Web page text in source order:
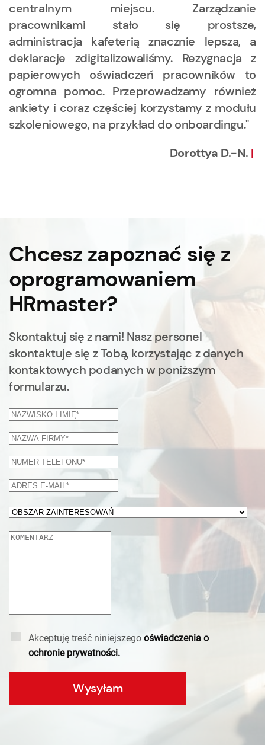
centralnym miejscu. Zarządzanie
pracownikami stało się prostsze,
administracja kafeterią znacznie lepsza, a
deklaracje zdigitalizowaliśmy. Rezygnacja z
papierowych oświadczeń pracowników to
ogromna pomoc. Przeprowadzamy również
ankiety i coraz częściej korzystamy z modułu
szkoleniowego, na przykład do onboardingu."
Dorottya D.-N. |
Chcesz zapoznać się z
oprogramowaniem
HRmaster?
Skontaktuj się z nami! Nasz personel
skontaktuje się z Tobą, korzystając z danych
kontaktowych podanych w poniższym
formularzu.
Akceptuję treść niniejszego oświadczenia o
ochronie prywatności.
Wysyłam